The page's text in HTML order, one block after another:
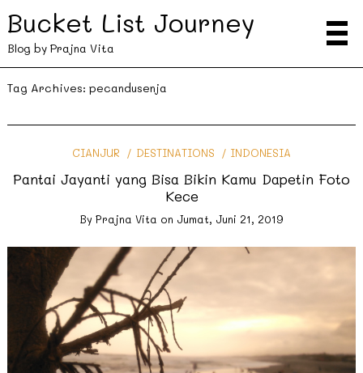
Bucket List Journey
Blog by Prajna Vita
Tag Archives: pecandusenja
CIANJUR DESTINATIONS INDONESIA
Pantai Jayanti yang Bisa Bikin Kamu Dapetin Foto
Kece
By Prajna Vita on Jumat, Juni 21, 2019